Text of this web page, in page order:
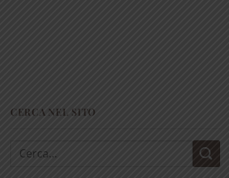
CERCA NEL SITO
Cerca: